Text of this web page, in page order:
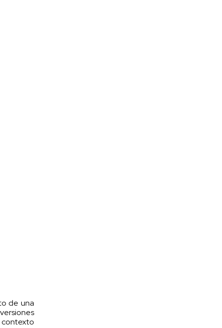
de una
contexto